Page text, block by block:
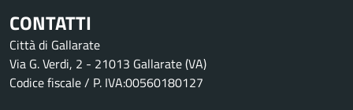
CONTATTI
Città di Gallarate
Via G. Verdi, 2 - 21013 Gallarate (VA)
Codice fiscale / P. IVA:00560180127